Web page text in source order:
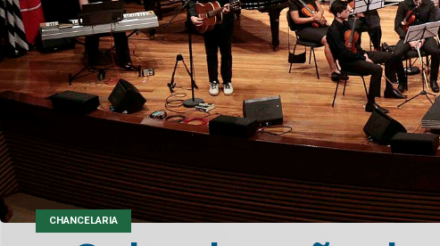
CHANCELARIA